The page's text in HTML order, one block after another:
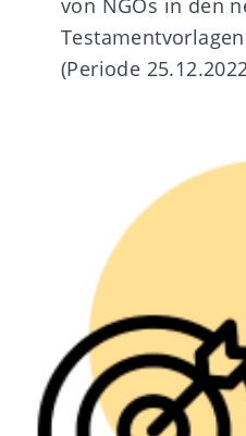
von NGOs in den
(Periode